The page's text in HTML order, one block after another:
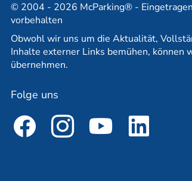
© 2004 - 2026 McParking® -
vorbehalten
Obwohl wir uns um die Aktualität,
Inhalte externer Links bemühen, können
übernehmen.
Folge uns